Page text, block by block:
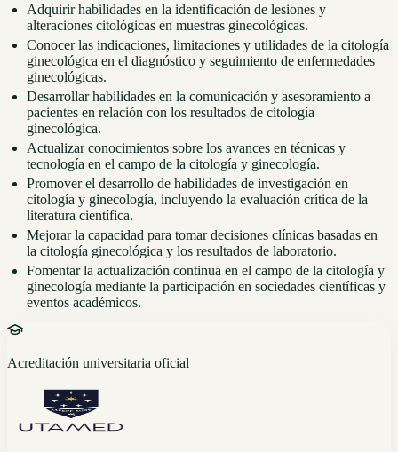
Adquirir habilidades en la identificación de lesiones y
alteraciones citológicas en muestras ginecológicas.
Conocer las indicaciones, limitaciones y utilidades de la citología
ginecológica en el diagnóstico y seguimiento de enfermedades
ginecológicas.
Desarrollar habilidades en la comunicación y asesoramiento a
pacientes en relación con los resultados de citología
ginecológica.
Actualizar conocimientos sobre los avances en técnicas y
tecnología en el campo de la citología y ginecología.
Promover el desarrollo de habilidades de investigación en
citología y ginecología, incluyendo la evaluación crítica de la
literatura científica.
Mejorar la capacidad para tomar decisiones clínicas basadas en
la citología ginecológica y los resultados de laboratorio.
Fomentar la actualización continua en el campo de la citología y
ginecología mediante la participación en sociedades científicas y
eventos académicos.
Acreditación universitaria oficial